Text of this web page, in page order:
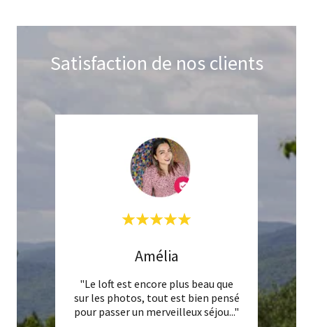
Satisfaction de nos clients
..."
Amélia
"Le loft est encore plus beau que
sur les photos, tout est bien pensé
pour passer un merveilleux séjou..."
"Je